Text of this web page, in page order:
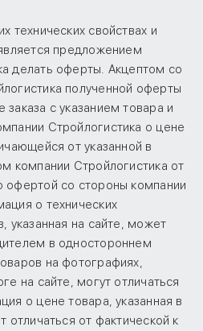
технических свойствах и
предложением
делать оферты. Акцептом со
полученной оферты
с указанием товара и
Стройлогистика о цене
от указанной в
компании Стройлогистика от
офертой со стороны компании
о технических
указанная на сайте, может
в одностороннем
на фотографиях,
на сайте, могут отличаться
о цене товара, указанная в
отличаться от фактической к